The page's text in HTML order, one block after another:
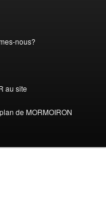
nous?
au site
plan de MORMOIRON